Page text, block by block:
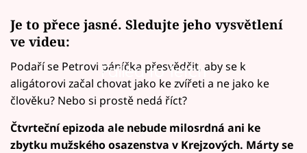
Je to přece jasné. Sledujte jeho vysvětlení
ve videu:
Failed to fetch
Podaří se Petrovi páníčka přesvědčit, aby se k
aligátorovi začal chovat jako ke zvířeti a ne jako ke
člověku? Nebo si prostě nedá říct?
Čtvrteční epizoda ale nebude milosrdná ani ke
zbytku mužského osazenstva v Krejzových. Márty se